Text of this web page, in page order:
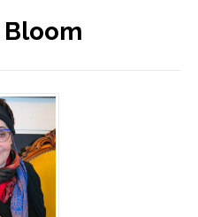
Bloom